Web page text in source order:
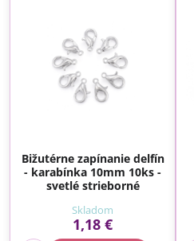
Bižutérne zapínanie delfín
- karabínka 10mm 10ks -
svetlé strieborné
Skladom
1,18 €